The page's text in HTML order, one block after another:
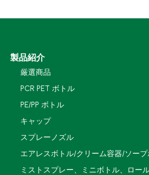
製品紹介
厳選商品
PCR PET ボトル
PE/PP ボトル
キャップ
スプレーノズル
エアレスボトル/クリーム容器/ソープ
ミストスプレー、ミニボトル、ロー